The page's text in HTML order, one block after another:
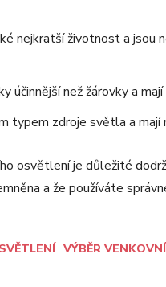
nejkratší životnost a jsou
účinnější než žárovky a
typem zdroje světla a
osvětlení je důležité
a že používáte
VÝBĚR